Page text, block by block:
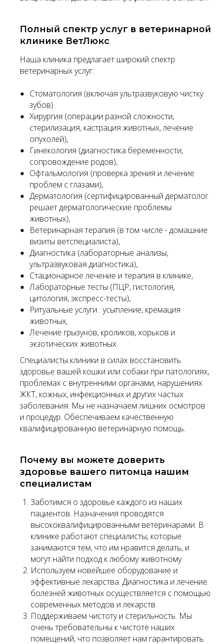
Полный спектр услуг в ветеринарной
клинике ВетЛюкс
Наша клиника предлагает широкий спектр
ветеринарных услуг:
Стоматология (включая ультразвуковую чистку
зубов).
Хирургия (операции разной сложности,
стерилизация, кастрация животных, лечение
опухолей),
Гинекология (диагностика беременности,
сопровождение родов),
Офтальмология (проверка зрения и лечение
проблем с глазами),
Дерматология (сертифицированный дерматолог
решает дерматологические проблемы
животных),
Ветеринарная терапия (в том числе - домашние
визиты ветспециалиста),
Диагностика (лабораторные анализы,
ультразвуковая диагностика),
Стационарное лечение и терапия в клинике,
Лабораторные тесты (ПЦР, гистология,
цитология, экспресс-тесты),
Ритуальные услуги : усыпление, кремация
животных,
Лечение грызунов, кроликов, хорьков и
экзотических животных.
Специалисты клиники в силах восстановить
здоровье вашей кошки или собаки при патологиях,
проблемах с внутренними органами, нарушениях
ЖКТ, кожных, инфекционных и других частых
заболевания. Мы не назначаем лишних осмотров
и процедур. Обеспечиваем качественную
квалифицированную ветеринарную помощь.
Почему вы можете доверить
здоровье вашего питомца нашим
специалистам
Заботимся о здоровье каждого из наших
пациентов. Назначения проводятся
высококвалифицированными ветеринарами. В
клинике работают специалисты, которые
занимаются тем, что им нравится делать, и
могут найти подход к любому животному.
Используем новейшее оборудование и
эффективные лекарства. Диагностика и лечение
болезней животных осуществляется с помощью
современных методов и лекарств.
Поддерживаем чистоту и стерильность. Мы
очень требовательны к чистоте наших
помещений, что позволяет нам гарантировать